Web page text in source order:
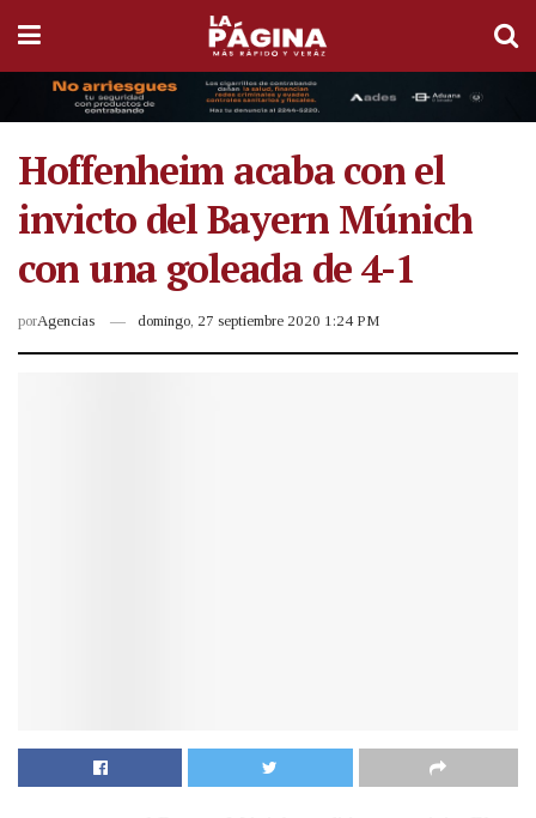
Hoffenheim acaba con el
invicto del Bayern Múnich
con una goleada de 4-1
porAgencias domingo, 27 septiembre 2020 1:24 PM